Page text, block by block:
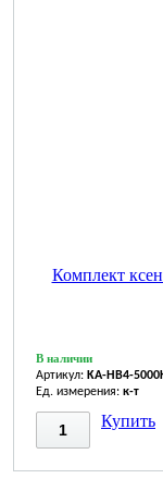
Комплект
В наличии
Артикул: KA-HB4-
Ед. измерения: к-т
Купить